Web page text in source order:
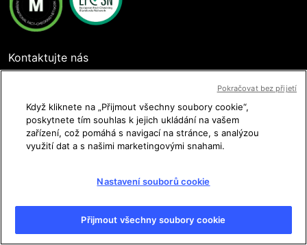
Kontaktujte nás
Sledujte nás
Uživatelské podmínky
Ochrana osobních údajů
Když kliknete na „Přijmout všechny soubory cookie“,
poskytnete tím souhlas k jejich ukládání na vašem
zařízení, což pomáhá s navigací na stránce, s analýzou
využití dat a s našimi marketingovými snahami.
Nastavení souborů cookie
Přijmout všechny soubory cookie
Pokračovat bez přijetí